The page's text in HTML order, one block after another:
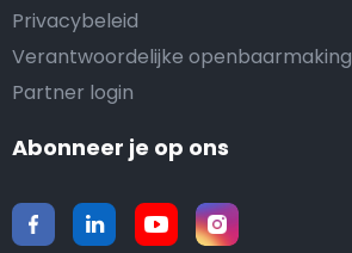
Privacybeleid
Verantwoordelijke openbaarmaking
Partner login
Abonneer je op ons